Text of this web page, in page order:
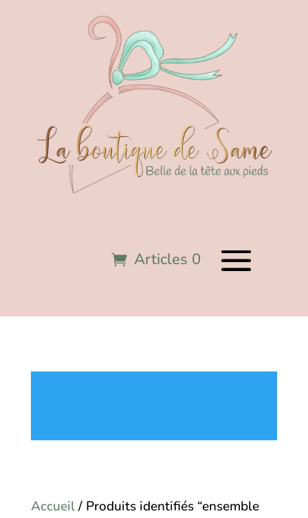
Articles 0
Accueil/ Produits identifiés “ensemble